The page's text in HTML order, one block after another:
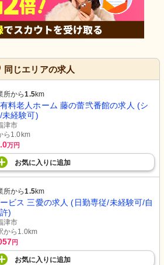
同じエリアの求人
所から1.5km
料老人ホーム 藤の蕾弐番館の求人 (シ
未経験可)
津市
ら1.0km
万円
お気に入り に追加
所から1.5km
ビス 三愛の求人 (日勤専従/未経験可/自
)
津市
から1.0km
円
お気に入り に追加